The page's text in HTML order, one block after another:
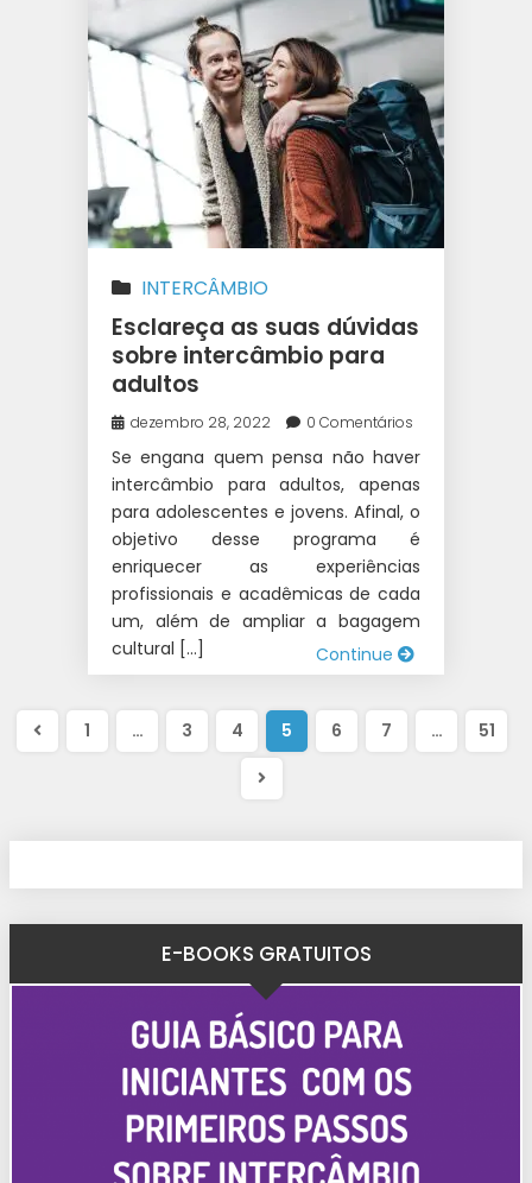
INTERCÂMBIO
Esclareça as suas dúvidas
sobre intercâmbio para
adultos
dezembro 28, 2022 0 Comentários
Se engana quem pensa não haver
intercâmbio para adultos, apenas
para adolescentes e jovens. Afinal, o
objetivo desse programa é
enriquecer as experiências
profissionais e acadêmicas de cada
um, além de ampliar a bagagem
cultural […]
Continue
1 … 3 4 5 6 7 … 51
E-BOOKS GRATUITOS